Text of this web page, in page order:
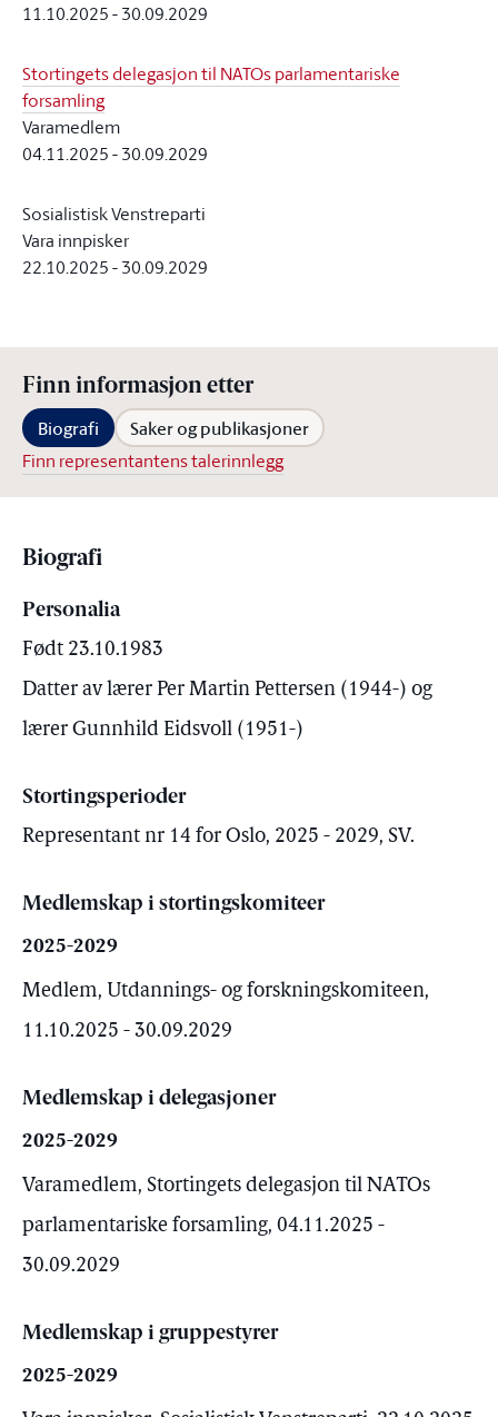
11.10.2025-30.09.2029
Stortingets delegasjon til NATOs parlamentariske
forsamling
Varamedlem
04.11.2025-30.09.2029
Sosialistisk Venstreparti
Vara innpisker
22.10.2025-30.09.2029
Finn informasjon etter
Biografi Saker og publikasjoner
Finn representantens talerinnlegg
Biografi
Personalia
Født 23.10.1983
Datter av lærer Per Martin Pettersen (1944-) og
lærer Gunnhild Eidsvoll (1951-)
Stortingsperioder
Representant nr 14 for Oslo, 2025 - 2029, SV.
Medlemskap i stortingskomiteer
2025-2029
Medlem, Utdannings- og forskningskomiteen,
11.10.2025 - 30.09.2029
Medlemskap i delegasjoner
2025-2029
Varamedlem, Stortingets delegasjon til NATOs
parlamentariske forsamling, 04.11.2025 -
30.09.2029
Medlemskap i gruppestyrer
2025-2029